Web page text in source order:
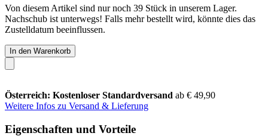
Von diesem Artikel sind nur noch 39 Stück in unserem Lager.
Nachschub ist unterwegs! Falls mehr bestellt wird, könnte dies das
Zustelldatum beeinflussen.
In den Warenkorb
Österreich: Kostenloser Standardversand ab € 49,90
Weitere Infos zu Versand & Lieferung
Eigenschaften und Vorteile